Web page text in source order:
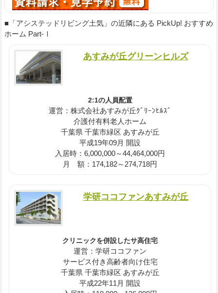
■「アシステッドリビング土気」の近隣にある PickUp! おすすめ
ホーム Part-Ⅰ
あすみが丘グリーンヒルズ
2:1の人員配置
運営：株式会社あすみが丘ｸﾞﾘｰﾝﾋﾙｽﾞ
介護付有料老人ホーム
千葉県 千葉市緑区 あすみが丘
平成19年09月 開設
入居時：6,000,000～44,464,000円
月 額：174,182～274,718円
学研ココファンあすみが丘
クリニックを併設したサ高住宅
運営：学研ココファン
サービス付き高齢者向け住宅
千葉県 千葉市緑区 あすみが丘
平成22年11月 開設